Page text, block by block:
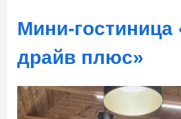
Мини-гостиница
драйв плюс»